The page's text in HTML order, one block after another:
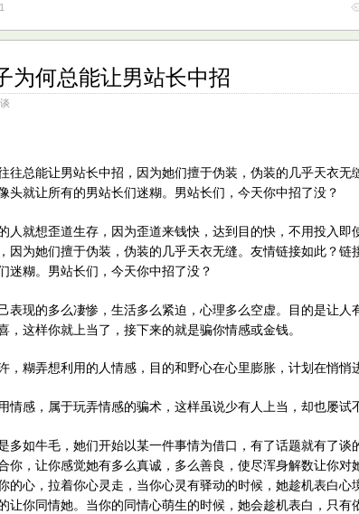
为何总能让男站长中招
往总能让男站长中招，因为她们擅于伪装，伪装的几乎天衣无
头就让所有的男站长们迷糊。男站长们，今天你中招了没？
人就想歪道生存，因为歪道来钱快，达到目的快，不用投入即
因为她们擅于伪装，伪装的几乎天衣无缝。友情链接如此？链
迷糊。男站长们，今天你中招了没？
表现的多么凄惨，生活多么紧迫，心理多么空虚。目的是让人
，这样你就上当了，接下来的就是骗你情感或金钱。
，糊弄想利用的人情感，目的和野心在心里膨胀，计划在悄悄
情感，属于玩弄情感的骗术，这样虽说少有人上当，却也屡试
多如牛毛，她们开始以某一件事情为借口，有了话题就有了谈
你，让你感觉她有多么真诚，多么善良，使尽浑身解数让你对
的心，拉着你心灵走，当你心灵有驿动的时候，她趁机表白心
让你同情她。当你的同情心萌生的时候，她会趁机表白，只有